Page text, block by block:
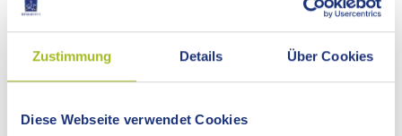
Zustimmung Details Über Cookies
Diese Webseite verwendet Cookies
Die Beratung findet alle zwei Wochen mittwochs statt.
Telefonische Anmeldung und Terminvergabe: Tel. 07361
503-1120.
Bei der Anmeldung ist ein gültiges Ausweisdokument